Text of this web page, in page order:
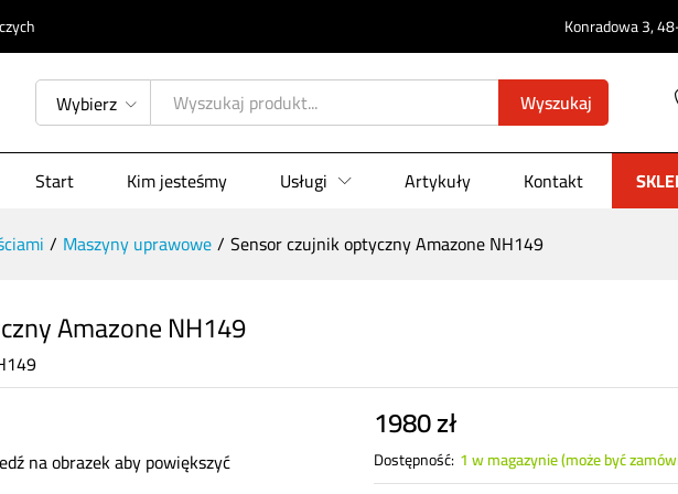
Konradowa 3,
Wybierz Wyszukaj
Start Kim jesteśmy Usługi Artykuły Kontakt
/ Maszyny uprawowe/ Sensor czujnik optyczny Amazone NH149
Amazone NH149
na obrazek aby powiększyć
1980zł
Dostępność: 1 w magazynie (może być
Specyfikacja